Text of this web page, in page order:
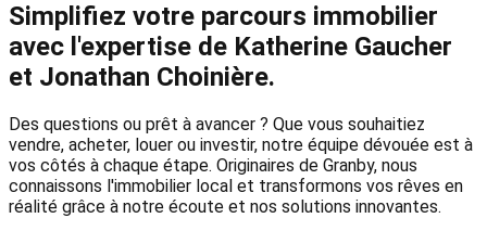
Simplifiez votre parcours immobilier
avec l'expertise de Katherine Gaucher
et Jonathan Choinière.
Des questions ou prêt à avancer ? Que vous souhaitiez
vendre, acheter, louer ou investir, notre équipe dévouée est à
vos côtés à chaque étape. Originaires de Granby, nous
connaissons l'immobilier local et transformons vos rêves en
réalité grâce à notre écoute et nos solutions innovantes.